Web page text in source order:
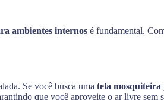
ambientes internos é fundamental.
Se você busca uma tela mosquiteira
que você aproveite o ar livre sem